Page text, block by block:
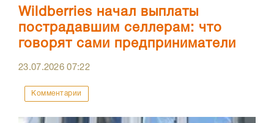
Wildberries начал выплаты
пострадавшим селлерам: что
говорят сами предприниматели
23.07.202607:22
Комментарии